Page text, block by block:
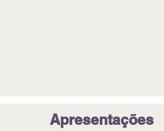
Apresentações​